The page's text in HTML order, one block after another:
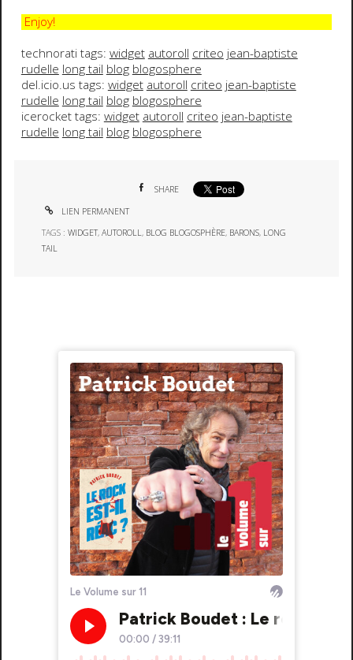
Enjoy!
technorati tags: widget autoroll criteo jean-baptiste
rudelle long tail blog blogosphere
del.icio.us tags: widget autoroll criteo jean-baptiste
rudelle long tail blog blogosphere
icerocket tags: widget autoroll criteo jean-baptiste
rudelle long tail blog blogosphere
SHARE
LIEN PERMANENT
TAGS :WIDGET,AUTOROLL, BLOG BLOGOSPHÈRE, BARONS, LONG
TAIL